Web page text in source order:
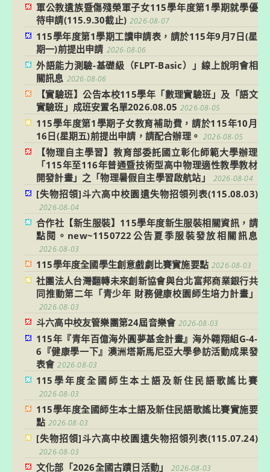
軍公教遺族暨傷殘榮軍子女115學年度第1學期就學優
待申請(115.9.30截止) 2026-08-07
115學年度第1學期工讀申請表，請於115年9月7日(星
期一)前提出申請 2026-08-06
外語能力測驗-基礎級（FLPT-Basic）」線上說明會相
關訊息 2026-08-06
【實驗班】公告本校115學年「數理實驗班」及「語文
實驗班」成班安置名單2026.08.05 2026-08-05
115學年度第1學期子女教育補助費，請於115年10月
16日(星期五)前提出申請，請配合辦理。 2026-08-05
【物理自主學習】教育部委託國立彰化師範大學辦理
「115年至116年普通暨技術型高中物理適性教學教材
開發計畫」之「物理暑假自主學習啟航站」
2026-08-04
[失物招領]斗六高中校園遺失物招領列表(115.08.03)
2026-08-04
合作社【新生服裝】115學年度新生服裝相關資訊，請
點閱。new~1150722公告夏季服裝發放相關訊息
2026-08-03
115學年度全國學生創意戲劇比賽實施要點 2026-08-03
社團法人台灣翻轉未來創新協會與台北富邦商業銀行共
同推動第二年「青少年 財務健康校園師生培力計畫」
2026-08-03
斗六高中校友管樂團第24屆音樂會 2026-08-03
115年『青年百億海外圓夢基金計畫』海外翱翔組G-4-
6『健康學一下』澳洲塔斯馬尼亞大學參訪活動成果發
表會 2026-08-03
115學年度全國師生本土語及新住民語歌謠比賽
2026-08-03
115學年度全國師生本土語及新住民語歌謠比賽實施要
點 2026-08-03
[失物招領]斗六高中校園遺失物招領列表(115.07.24)
2026-08-03
文化部「2026全國古蹟日活動」 2026-08-03